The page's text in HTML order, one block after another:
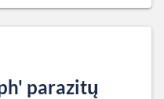
parazitų